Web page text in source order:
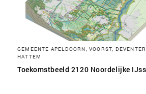
GEMEENTE APELDOORN, VOORST,
HATTEM
Toekomstbeeld 2120 Noordelijke